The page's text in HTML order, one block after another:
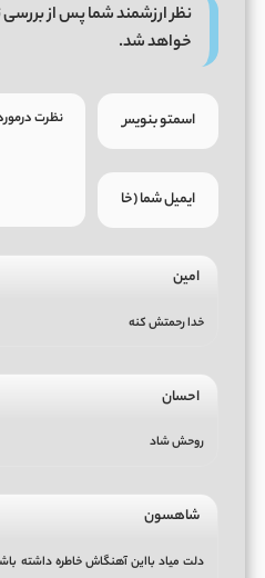
نظر ارزشمند شما پس از
خواهد شد.
امین
خدا رحمتش کنه
احسان
روحش شاد
شاهسون
دلت میاد بااین آهنگاش خاطره داشته